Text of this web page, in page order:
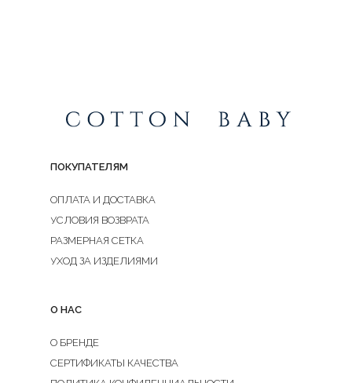
ПОКУПАТЕЛЯМ
ОПЛАТА И ДОСТАВКА
УСЛОВИЯ ВОЗВРАТА
РАЗМЕРНАЯ СЕТКА
УХОД ЗА ИЗДЕЛИЯМИ
СЕРТИФИКАТЫ КАЧЕСТВА
О БРЕНДЕ
О НАС